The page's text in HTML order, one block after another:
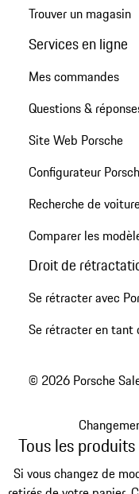
Trouver un magasin
Services en ligne
Mes commandes
Questions &
Site Web Porsche
Configurateur
Recherche de
Comparer les
Droit de
Se rétracter avec
Se rétracter en tant
© 2026 Porsche
Tous les
Si vous changez de